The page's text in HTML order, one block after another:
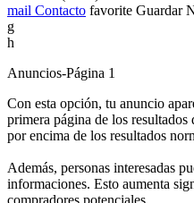
mail Contacto favorite Guardar
g
h
Anuncios-Página 1
Con esta opción, tu anuncio
primera página de los resultados
por encima de los resultados
Además, personas interesadas
informaciones. Esto aumenta
compradores potenciales.